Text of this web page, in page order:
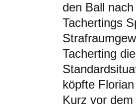
den Ball
Tachertings
Tacherting
köpfte
Kurz vor